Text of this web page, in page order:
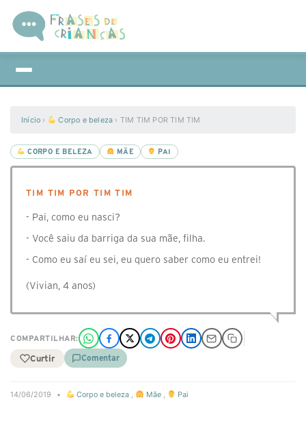
Início › Corpo e beleza › TIM TIM POR TIM TIM
CORPO E BELEZA MÃE PAI
TIM TIM POR TIM TIM
- Pai, como eu nasci?
- Você saiu da barriga da sua mãe, filha.
- Como eu saí eu sei, eu quero saber como eu entrei!
(Vivian, 4 anos)
COMPARTILHAR:
Curtir Comentar
14/06/2019 • Corpo e beleza , Mãe, Pai